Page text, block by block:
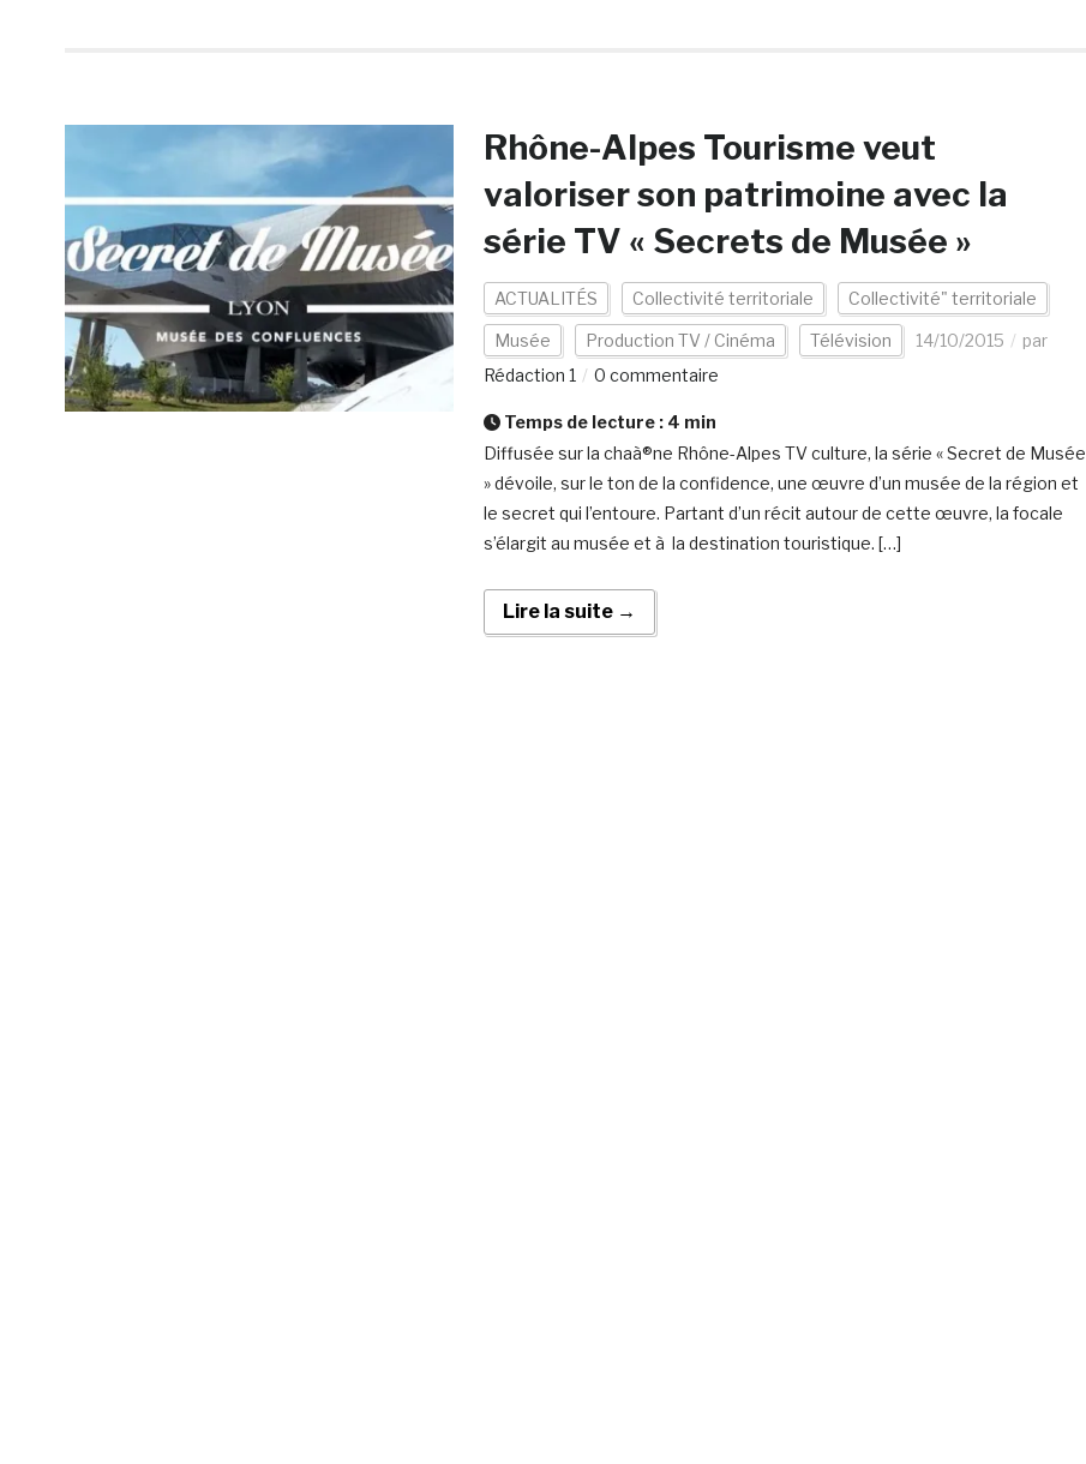
Rhône-Alpes Tourisme veut
valoriser son patrimoine avec la
série TV « Secrets de Musée »
ACTUALITÉS Collectivité territoriale Collectivité" territoriale
Musée Production TV / Cinéma Télévision 14/10/2015
par
Rédaction 1
0 commentaire
Temps de lecture : 4 min
Diffusée sur la chaà®ne Rhône-Alpes TV culture, la série « Secret de Musée
» dévoile, sur le ton de la confidence, une œuvre d’un musée de la région et
le secret qui l’entoure. Partant d’un récit autour de cette œuvre, la focale
s’élargit au musée et à la destination touristique. […]
Lire la suite →